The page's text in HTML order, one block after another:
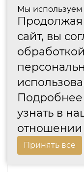
Мы используем
Продолжая
сайт, вы
узнать в
отношении
Принять все